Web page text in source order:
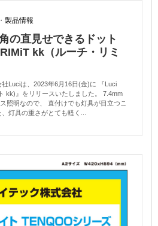
・製品情報
の直見せできるドット
kk（ルーチ・リミ
Luciは、2023年6月16日(金)に 『Luci
kk)』をリリースいたしました。 7.4mm
照明なので、 直付けでも灯具が目立つこ
灯具の重さがとても軽く...